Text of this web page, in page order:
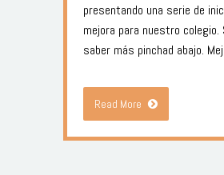
presentando una serie de
mejora para nuestro colegio.
saber más pinchad abajo.
Read More